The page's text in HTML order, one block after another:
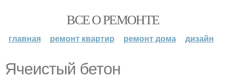
ВСЕ О РЕМОНТЕ
главная ремонт квартир ремонт дома дизайн
Ячеистый бетон